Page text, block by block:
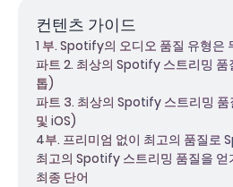
컨텐츠 가이드
1 부. Spotify의 오디오 품질 유형은
파트 2. 최상의 Spotify 스트리밍
톱)
파트 3. 최상의 Spotify 스트리밍
및 iOS)
4부. 프리미엄 없이 최고의 품질로
최고의 Spotify 스트리밍 품질을 얻
최종 단어